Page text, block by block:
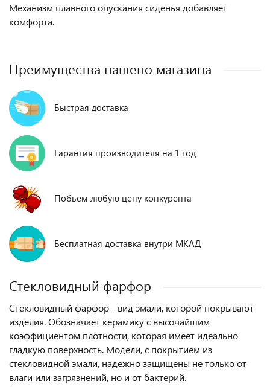
Механизм плавного опускания сиденья добавляет
комфорта.
Преимущества нашено магазина
Быстрая доставка
Гарантия производителя на 1 год
Побьем любую цену конкурента
Бесплатная доставка внутри МКАД
Стекловидный фарфор
Стекловидный фарфор - вид эмали, которой покрывают
изделия. Обозначает керамику с высочайшим
коэффициентом плотности, которая имеет идеально
гладкую поверхность. Модели, с покрытием из
стекловидной эмали, надежно защищены не только от
влаги или загрязнений, но и от бактерий.